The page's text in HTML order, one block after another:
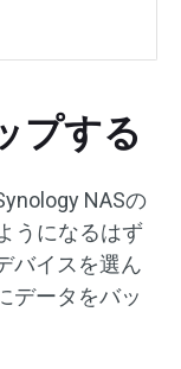
プする
NASの
うになるはず
バイスを選ん
データをバッ